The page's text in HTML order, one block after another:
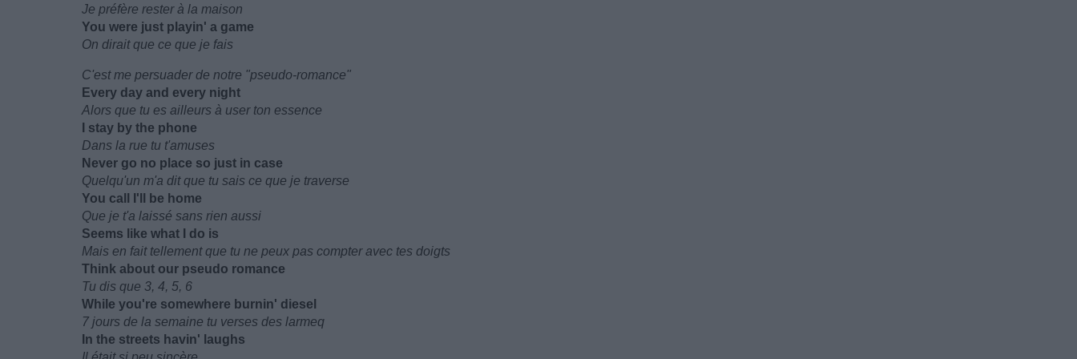
Je préfère rester à la maison
You were just playin' a game
On dirait que ce que je fais
C'est me persuader de notre "pseudo-romance"
Every day and every night
Alors que tu es ailleurs à user ton essence
I stay by the phone
Dans la rue tu t'amuses
Never go no place so just in case
Quelqu'un m'a dit que tu sais ce que je traverse
You call I'll be home
Que je t'a laissé sans rien aussi
Seems like what I do is
Mais en fait tellement que tu ne peux pas compter avec tes doigts
Think about our pseudo romance
Tu dis que 3, 4, 5, 6
While you're somewhere burnin' diesel
7 jours de la semaine tu verses des larmeq
In the streets havin' laughs